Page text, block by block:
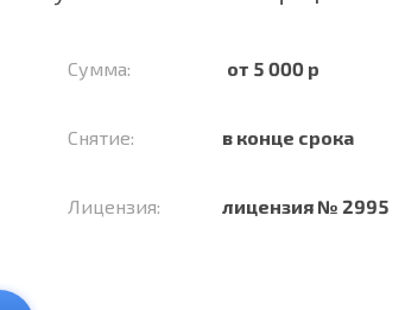
Сумма: от 5 000 р
Снятие: в конце срока
Лицензия: лицензия № 2995